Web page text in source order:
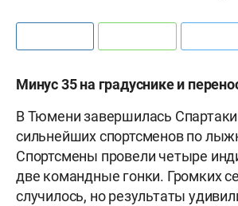
Минус 35 на градуснике и
В Тюмени завершилась
сильнейших спортсменов по
Спортсмены провели четыре
две командные гонки. Громких
случилось, но результаты